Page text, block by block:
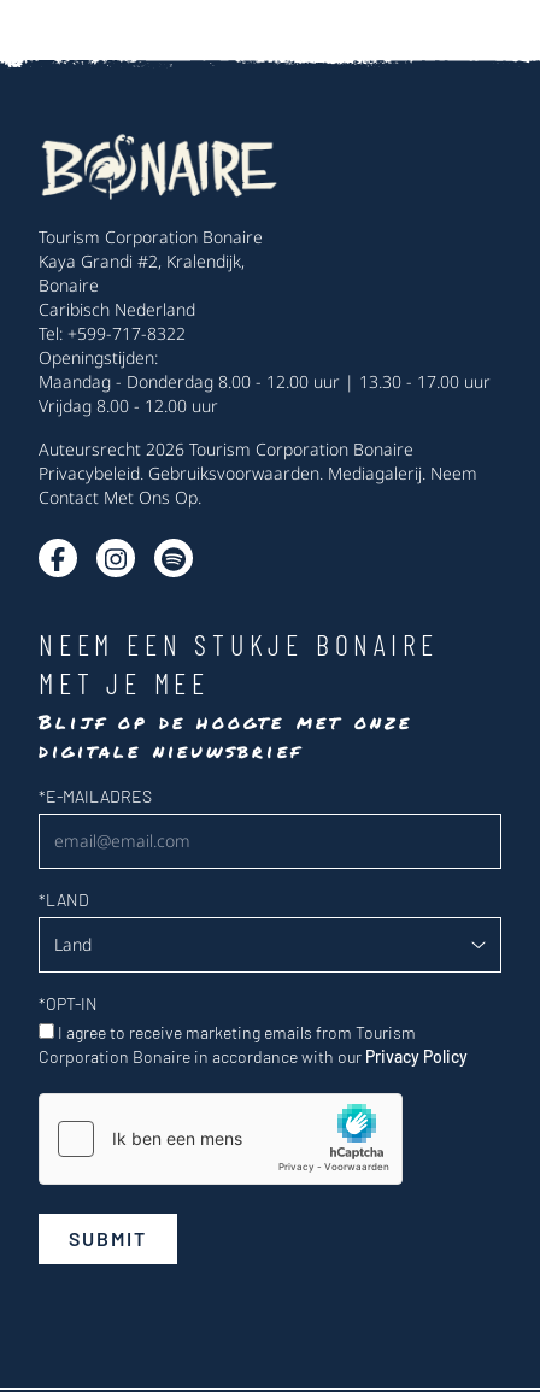
Tourism Corporation Bonaire
Kaya Grandi #2, Kralendijk,
Bonaire
Caribisch Nederland
Tel: +599-717-8322
Openingstijden:
Maandag - Donderdag 8.00 - 12.00 uur | 13.30 - 17.00 uur
Vrijdag 8.00 - 12.00 uur
Auteursrecht 2026 Tourism Corporation Bonaire
Privacybeleid. Gebruiksvoorwaarden. Mediagalerij. Neem
Contact Met Ons Op.
NEEM EEN STUKJE BONAIRE
MET JE MEE
Blijf op de hoogte met onze
digitale nieuwsbrief
Nieuwsbrief
*E-MAILADRES
*LAND
*OPT-IN
I agree to receive marketing emails from Tourism
Corporation Bonaire in accordance with our Privacy Policy
SUBMIT